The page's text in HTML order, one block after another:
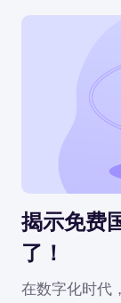
揭示免费
了！
在数字化时代